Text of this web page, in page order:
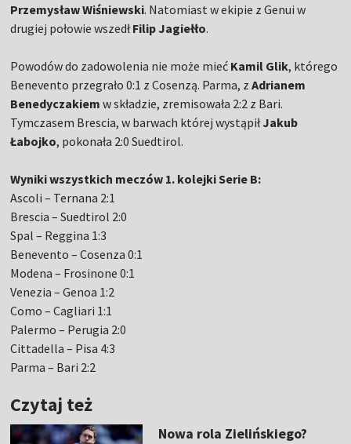
Przemysław Wiśniewski. Natomiast w ekipie z Genui w
drugiej połowie wszedłFilip Jagiełło.
Powodów do zadowolenia nie może mieć Kamil Glik, którego
Benevento przegrało 0:1 z Cosenzą. Parma, zAdrianem
Benedyczakiem w składzie, zremisowała 2:2 z Bari.
Tymczasem Brescia, w barwach której wystąpiłJakub
Łabojko, pokonała 2:0 Suedtirol.
Wyniki wszystkich meczów 1. kolejki Serie B:
Ascoli – Ternana 2:1
Brescia – Suedtirol 2:0
Spal – Reggina 1:3
Benevento – Cosenza 0:1
Modena – Frosinone 0:1
Venezia – Genoa 1:2
Como – Cagliari 1:1
Palermo – Perugia 2:0
Cittadella – Pisa 4:3
Parma – Bari 2:2
Czytaj też
Nowa rola Zielińskiego?